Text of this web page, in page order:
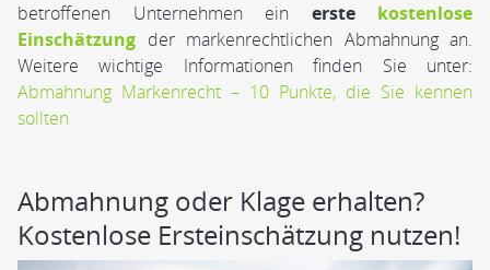
betroffenen Unternehmen ein erste kostenlose
Einschätzung der markenrechtlichen Abmahnung an.
Weitere wichtige Informationen finden Sie unter:
Abmahnung Markenrecht – 10 Punkte, die Sie kennen
sollten
Abmahnung oder Klage erhalten?
Kostenlose Ersteinschätzung nutzen!